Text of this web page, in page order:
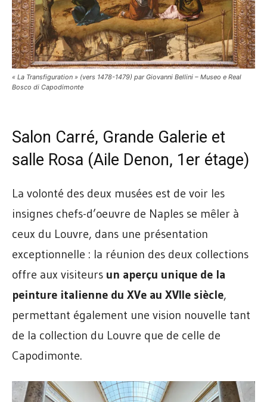
« La Transfiguration » (vers 1478-1479) par Giovanni Bellini – Museo e Real
Bosco di Capodimonte
Salon Carré, Grande Galerie et
salle Rosa (Aile Denon, 1er étage)
La volonté des deux musées est de voir les
insignes chefs-d’oeuvre de Naples se mêler à
ceux du Louvre, dans une présentation
exceptionnelle : la réunion des deux collections
offre aux visiteurs un aperçu unique de la
peinture italienne du XVe au XVIIe siècle,
permettant également une vision nouvelle tant
de la collection du Louvre que de celle de
Capodimonte.